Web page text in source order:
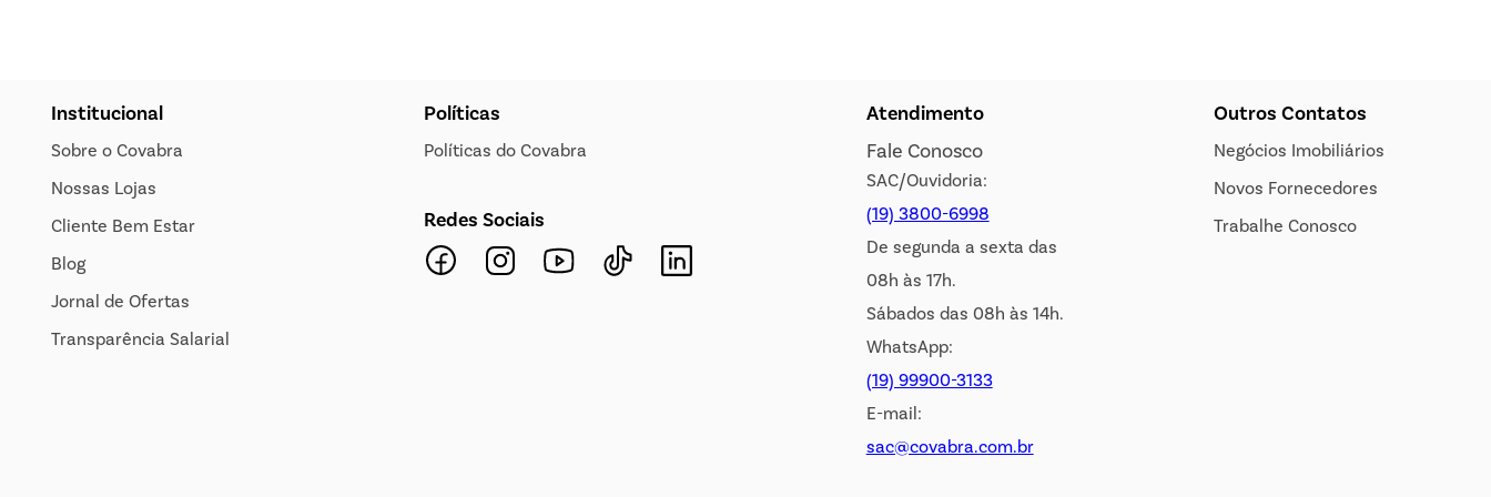
Institucional
Sobre o Covabra
Nossas Lojas
Cliente Bem Estar
Blog
Jornal de Ofertas
Transparência Salarial
Políticas
Políticas do Covabra
Redes Sociais
Atendimento
Fale Conosco
SAC/Ouvidoria:
(19) 3800-6998
De segunda a sexta das
08h às 17h.
Sábados das 08h às 14h.
WhatsApp:
(19) 99900-3133
E-mail:
sac@covabra.com.br
Outros Contatos
Negócios Imobiliários
Novos Fornecedores
Trabalhe Conosco